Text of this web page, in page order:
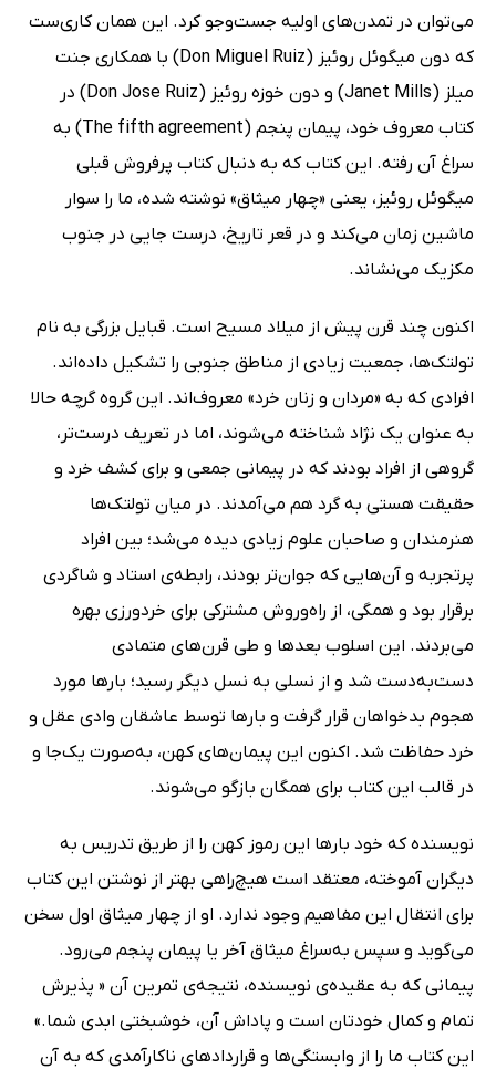
می‌توان در تمدن‌های اولیه جست‌وجو کرد. این همان کاری‌ست
که دون میگوئل روئیز (Don Miguel Ruiz) با همکاری جنت
میلز (Janet Mills) و دون خوزه روئیز (Don Jose Ruiz) در
کتاب معروف خود، پیمان پنجم (The fifth agreement) به
سراغ آن رفته‌. این کتاب که به دنبال کتاب پرفروش قبلی
میگوئل روئیز، یعنی «چهار میثاق» نوشته شده، ما را سوار
ماشین زمان می‌کند و در قعر تاریخ، درست جایی در جنوب
مکزیک می‌نشاند.
اکنون چند قرن پیش از میلاد مسیح است. قبایل بزرگی به نام
تولتک‌ها، جمعیت زیادی از مناطق جنوبی را تشکیل داده‌اند.
افرادی که به «مردان و زنان خرد» معروف‌اند. این گروه گرچه حالا
به عنوان یک نژاد شناخته می‌شوند، اما در تعریف درست‌تر،
گروهی از افراد بودند که در پیمانی جمعی و برای کشف خرد و
حقیقت هستی به گرد هم می‌آمدند. در میان تولتک‌ها
هنرمندان و صاحبان علوم زیادی دیده می‌شد؛ بین افراد
پرتجربه و آن‌هایی که جوان‌تر بودند، رابطه‌ی استاد و شاگردی
برقرار بود و همگی، از راه‌وروش مشترکی برای خردورزی بهره‌
می‌بردند. این اسلوب بعد‌ها و طی قرن‌های متمادی
دست‌‌به‌‌دست شد و از نسلی به نسل دیگر رسید؛ بارها مورد
هجوم بدخواهان قرار گرفت و بارها توسط عاشقان وادی عقل و
خرد حفاظت شد. اکنون این پیمان‌‌های کهن، به‌صورت یک‌جا و
در قالب این کتاب برای همگان بازگو می‌شوند.
نویسنده که خود بارها این رموز کهن را از طریق‌ تدریس به
دیگران آموخته، معتقد است هیچ‌راهی بهتر از نوشتن این کتاب
برای انتقال این مفاهیم وجود ندارد. او از چهار میثاق اول سخن
می‌گوید و سپس به‌سراغ میثاق آخر یا پیمان پنجم می‌رود.
پیمانی که به عقیده‌ی نویسنده، نتیجه‌ی تمرین آن « پذیرش
تمام و کمال خودتان است و پاداش آن، خوشبختى ابدى شما.»
این کتاب ما را از وابستگی‌ها و قرارداد‌های ناکارآمدی که به آن